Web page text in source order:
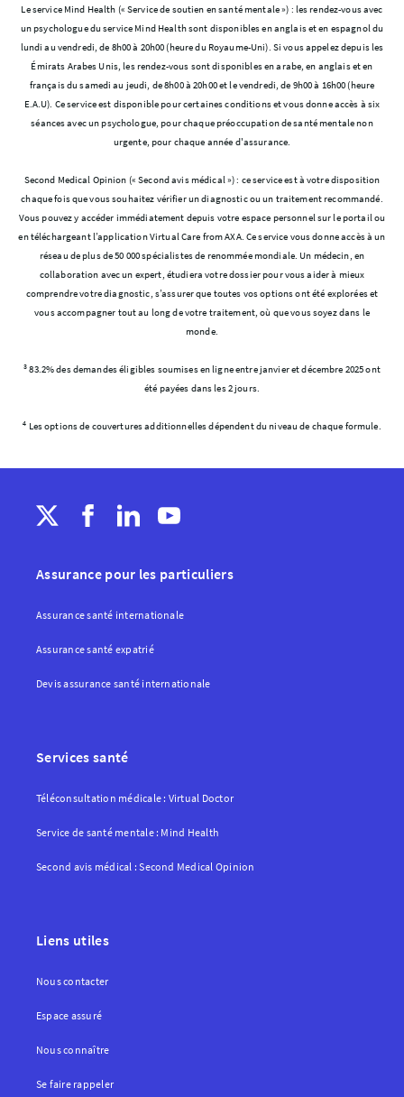
Le service Mind Health (« Service de soutien en santé mentale ») : les rendez-vous avec
un psychologue du service Mind Health sont disponibles en anglais et en espagnol du
lundi au vendredi, de 8h00 à 20h00 (heure du Royaume-Uni). Si vous appelez depuis les
Émirats Arabes Unis, les rendez-vous sont disponibles en arabe, en anglais et en
français du samedi au jeudi, de 8h00 à 20h00 et le vendredi, de 9h00 à 16h00 (heure
E.A.U). Ce service est disponible pour certaines conditions et vous donne accès à six
séances avec un psychologue, pour chaque préoccupation de santé mentale non
urgente, pour chaque année d'assurance.
Second Medical Opinion (« Second avis médical ») : ce service est à votre disposition
chaque fois que vous souhaitez vérifier un diagnostic ou un traitement recommandé.
Vous pouvez y accéder immédiatement depuis votre espace personnel sur le portail ou
en téléchargeant l’application Virtual Care from AXA. Ce service vous donne accès à un
réseau de plus de 50 000 spécialistes de renommée mondiale. Un médecin, en
collaboration avec un expert, étudiera votre dossier pour vous aider à mieux
comprendre votre diagnostic, s’assurer que toutes vos options ont été explorées et
vous accompagner tout au long de votre traitement, où que vous soyez dans le
monde.
383.2% des demandes éligibles soumises en ligne entre janvier et décembre 2025 ont
été payées dans les 2 jours.
4 Les options de couvertures additionnelles dépendent du niveau de chaque formule.
Assurance pour les particuliers
Assurance santé internationale
Assurance santé expatrié
Devis assurance santé internationale
Services santé
Téléconsultation médicale : Virtual Doctor
Service de santé mentale : Mind Health
Second avis médical : Second Medical Opinion
Liens utiles
Nous contacter
Espace assuré
Nous connaître
Se faire rappeler